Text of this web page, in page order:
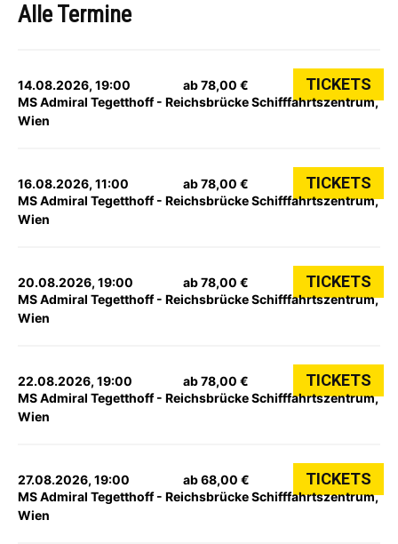
Alle Termine
14.08.2026, 19:00
MS Admiral Tegetthoff - Reichsbrücke Schifffahrtszentrum,
Wien
ab 78,00 € TICKETS
16.08.2026, 11:00
MS Admiral Tegetthoff - Reichsbrücke Schifffahrtszentrum,
Wien
ab 78,00 € TICKETS
20.08.2026, 19:00
MS Admiral Tegetthoff - Reichsbrücke Schifffahrtszentrum,
Wien
ab 78,00 € TICKETS
22.08.2026, 19:00
MS Admiral Tegetthoff - Reichsbrücke Schifffahrtszentrum,
Wien
ab 78,00 € TICKETS
27.08.2026, 19:00
MS Admiral Tegetthoff - Reichsbrücke Schifffahrtszentrum,
Wien
ab 68,00 € TICKETS